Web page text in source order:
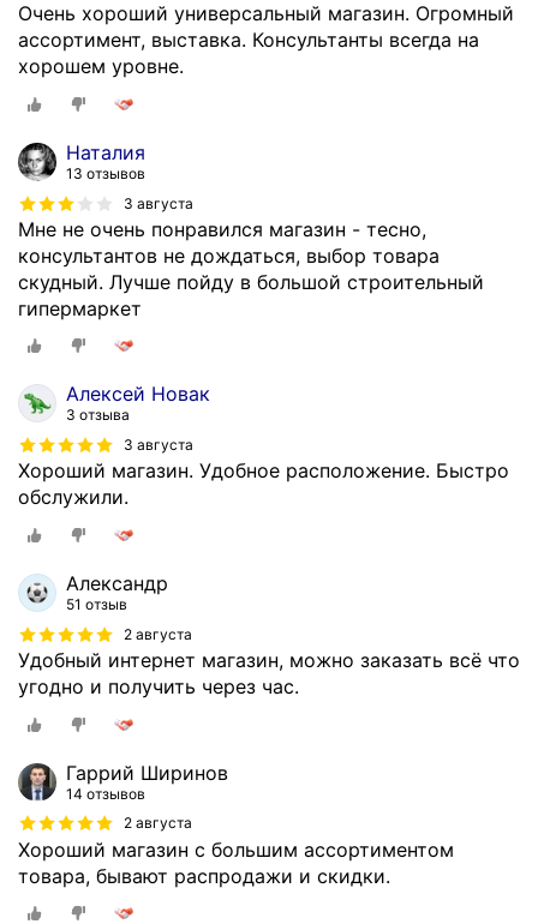
Очень хороший универсальный магазин. Огромный
ассортимент, выставка. Консультанты всегда на
хорошем уровне.
Наталия
13 отзывов
3 августа
Мне не очень понравился магазин - тесно,
консультантов не дождаться, выбор товара
скудный. Лучше пойду в большой строительный
гипермаркет
Алексей Новак
3 отзыва
3 августа
Хороший магазин. Удобное расположение. Быстро
обслужили.
Александр
51 отзыв
2 августа
Удобный интернет магазин, можно заказать всё что
угодно и получить через час.
Гаррий Ширинов
14 отзывов
2 августа
Хороший магазин с большим ассортиментом
товара, бывают распродажи и скидки.